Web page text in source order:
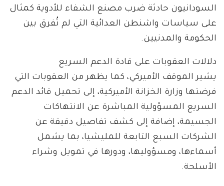
السودانيون حادثة ضرب مصنع الشفاء للأدوية كمثال
على سياسات واشنطن العدائية التي لم تُفرق بين
الحكومة والمدنيين.
دلالات العقوبات على قادة الدعم السريع
يشير الموقف الأميركي، كما يظهر من العقوبات التي
فرضتها وزارة الخزانة الأميركية، إلى تحميل قائد الدعم
السريع المسؤولية المباشرة عن الانتهاكات
الجسيمة، إضافة إلى كشف تفاصيل دقيقة عن
الشركات السبع التابعة للمليشيا، بما يشمل
أسماءها، ومسؤوليها، ودورها في تمويل وشراء
الأسلحة.